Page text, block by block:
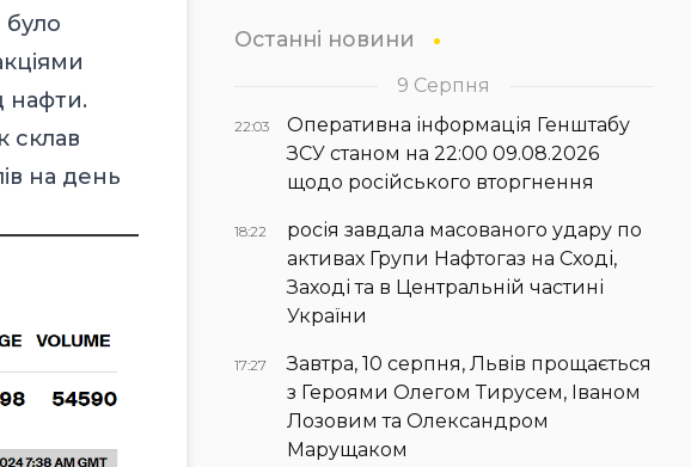
було
нафти.
склав
на день
Останні новини
9 Серпня
22:03
Оперативна інформація Генштабу
ЗСУ станом на 22:00 09.08.2026
щодо російського вторгнення
18:22
росія завдала масованого удару по
активах Групи Нафтогаз на Сході,
Заході та в Центральній частині
України
17:27
Завтра, 10 серпня, Львів прощається
з Героями Олегом Тирусем, Іваном
Лозовим та Олександром
Марущаком